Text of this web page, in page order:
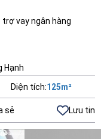
trợ vay ngân hàng
Hạnh
Diện tích:125m²
sẻ Lưu tin